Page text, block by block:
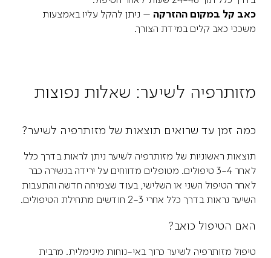
כאב קל במקום ההזרקה– ניתן להקל עליו באמצעות
משככי כאב קלים במידת הצורך.
מזותרפיה לשיער: שאלות נפוצות
כמה זמן עד שרואים תוצאות של מזותרפיה לשיער?
תוצאות ראשוניות של מזותרפיה לשיער ניתן לראות בדרך כלל
לאחר 3-4 טיפולים. מטופלים מדווחים על ירידה בנשירה כבר
לאחר הטיפול השני או השלישי, בעוד שצמיחה חדשה והתעבות
השיער נראות בדרך כלל אחרי 2-3 חודשים מתחילת הטיפולים.
האם הטיפול כואב?
טיפול מזותרפיה לשיער כרוך באי-נוחות מינימלית. מרבית